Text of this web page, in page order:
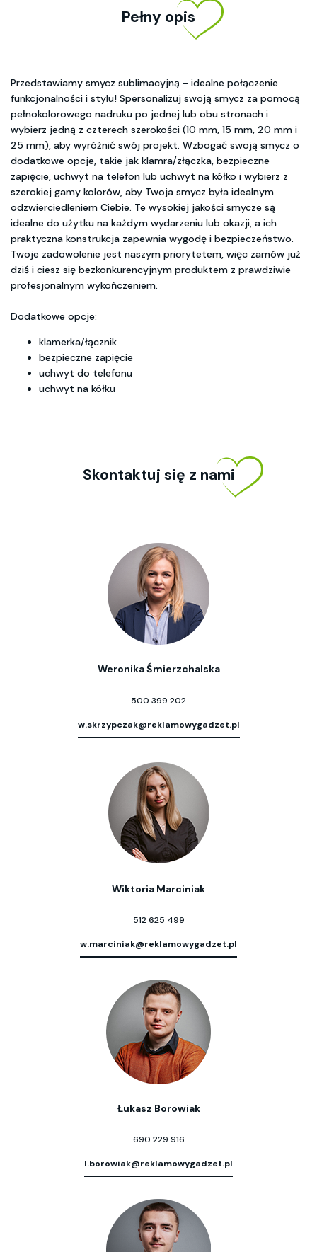
Pełny opis
Przedstawiamy smycz sublimacyjną - idealne połączenie
funkcjonalności i stylu! Spersonalizuj swoją smycz za pomocą
pełnokolorowego nadruku po jednej lub obu stronach i
wybierz jedną z czterech szerokości (10 mm, 15 mm, 20 mm i
25 mm), aby wyróżnić swój projekt. Wzbogać swoją smycz o
dodatkowe opcje, takie jak klamra/złączka, bezpieczne
zapięcie, uchwyt na telefon lub uchwyt na kółko i wybierz z
szerokiej gamy kolorów, aby Twoja smycz była idealnym
odzwierciedleniem Ciebie. Te wysokiej jakości smycze są
idealne do użytku na każdym wydarzeniu lub okazji, a ich
praktyczna konstrukcja zapewnia wygodę i bezpieczeństwo.
Twoje zadowolenie jest naszym priorytetem, więc zamów już
dziś i ciesz się bezkonkurencyjnym produktem z prawdziwie
profesjonalnym wykończeniem.
Dodatkowe opcje:
klamerka/łącznik
bezpieczne zapięcie
uchwyt do telefonu
uchwyt na kółku
Skontaktuj się z nami
Weronika Śmierzchalska
500 399 202
w.skrzypczak@reklamowygadzet.pl
Wiktoria Marciniak
512 625 499
w.marciniak@reklamowygadzet.pl
Łukasz Borowiak
690 229 916
l.borowiak@reklamowygadzet.pl